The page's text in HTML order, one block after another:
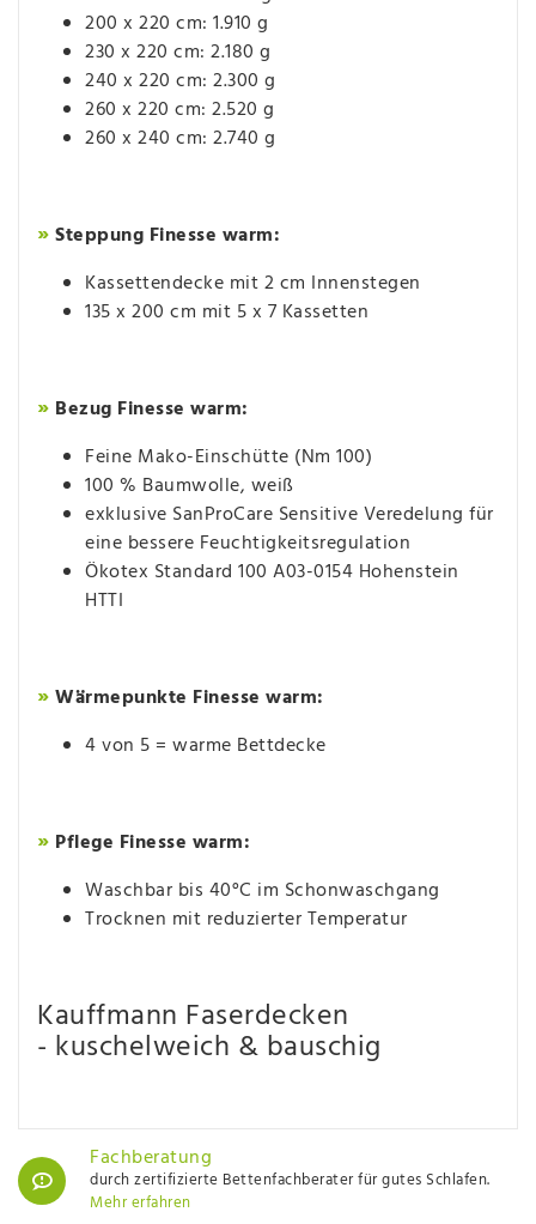
200 x 220 cm: 1.910 g
230 x 220 cm: 2.180 g
240 x 220 cm: 2.300 g
260 x 220 cm: 2.520 g
260 x 240 cm: 2.740 g
»Steppung Finesse warm:
Kassettendecke mit 2 cm Innenstegen
135 x 200 cm mit 5 x 7 Kassetten
» Bezug Finesse warm:
Feine Mako-Einschütte (Nm 100)
100 % Baumwolle, weiß
exklusive SanProCare Sensitive Veredelung für
eine bessere Feuchtigkeitsregulation
Ökotex Standard 100 A03-0154 Hohenstein
HTTI
»Wärmepunkte Finesse warm:
4 von 5 = warme Bettdecke
» Pflege Finesse warm:
Waschbar bis 40°C im Schonwaschgang
Trocknen mit reduzierter Temperatur
Kauffmann Faserdecken
- kuschelweich & bauschig
Fachberatung
durch zertifizierte Bettenfachberater für gutes Schlafen.
Mehr erfahren